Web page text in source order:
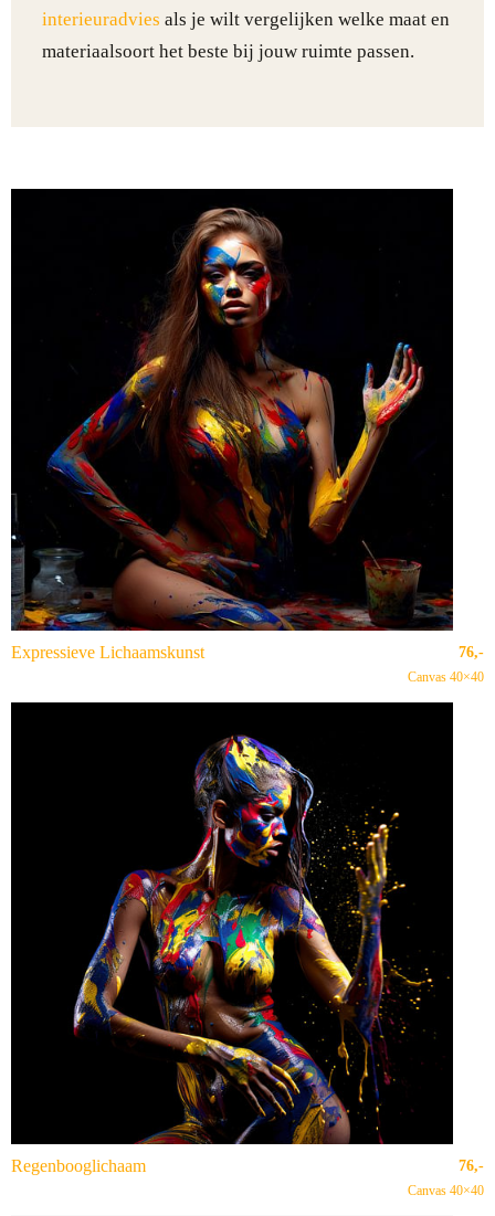
interieuradvies als je wilt vergelijken welke maat en
materiaalsoort het beste bij jouw ruimte passen.
Expressieve Lichaamskunst 76,-
Canvas 40×40
Regenbooglichaam 76,-
Canvas 40×40